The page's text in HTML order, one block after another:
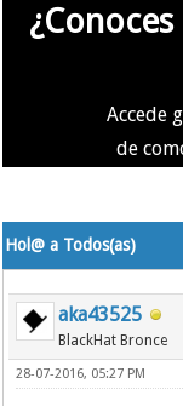
Accede
de
Hol@ a Todos(as)
aka43525
BlackHat Bronce
28-07-2016, 05:27 PM